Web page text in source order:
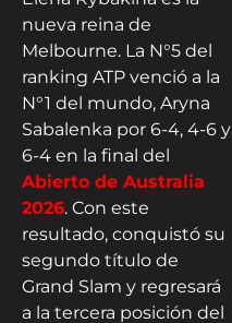
nueva reina de
Melbourne. La N°5 del
ranking ATP venció a la
N°1 del mundo, Aryna
Sabalenka por 6-4, 4-6 y
6-4 en la final del
Abierto de Australia
2026. Con este
resultado, conquistó su
segundo título de
Grand Slam y regresará
a la tercera posición del